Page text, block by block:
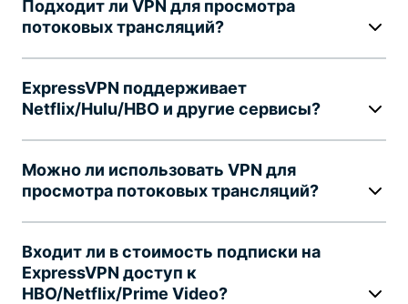
Подходит ли VPN для просмотра
потоковых трансляций?
ExpressVPN поддерживает
Netflix/Hulu/HBO и другие сервисы?
Можно ли использовать VPN для
просмотра потоковых трансляций?
Входит ли в стоимость подписки на
ExpressVPN доступ к
HBO/Netflix/Prime Video?